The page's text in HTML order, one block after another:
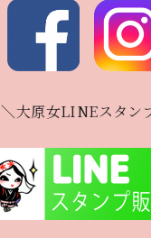
＼大原女LINEスタン